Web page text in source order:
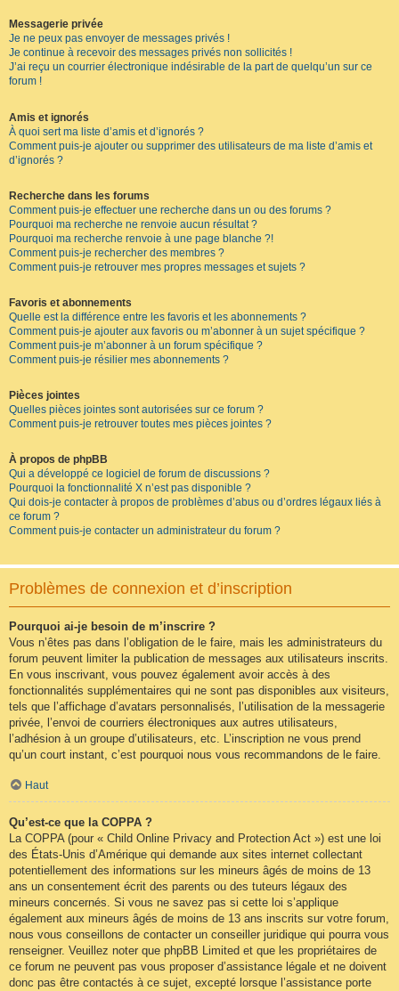
Messagerie privée
Je ne peux pas envoyer de messages privés !
Je continue à recevoir des messages privés non sollicités !
J’ai reçu un courrier électronique indésirable de la part de quelqu’un sur ce
forum !
Amis et ignorés
À quoi sert ma liste d’amis et d’ignorés ?
Comment puis-je ajouter ou supprimer des utilisateurs de ma liste d’amis et
d’ignorés ?
Recherche dans les forums
Comment puis-je effectuer une recherche dans un ou des forums ?
Pourquoi ma recherche ne renvoie aucun résultat ?
Pourquoi ma recherche renvoie à une page blanche ?!
Comment puis-je rechercher des membres ?
Comment puis-je retrouver mes propres messages et sujets ?
Favoris et abonnements
Quelle est la différence entre les favoris et les abonnements ?
Comment puis-je ajouter aux favoris ou m’abonner à un sujet spécifique ?
Comment puis-je m’abonner à un forum spécifique ?
Comment puis-je résilier mes abonnements ?
Pièces jointes
Quelles pièces jointes sont autorisées sur ce forum ?
Comment puis-je retrouver toutes mes pièces jointes ?
À propos de phpBB
Qui a développé ce logiciel de forum de discussions ?
Pourquoi la fonctionnalité X n’est pas disponible ?
Qui dois-je contacter à propos de problèmes d’abus ou d’ordres légaux liés à
ce forum ?
Comment puis-je contacter un administrateur du forum ?
Problèmes de connexion et d’inscription
Pourquoi ai-je besoin de m’inscrire ?
Vous n’êtes pas dans l’obligation de le faire, mais les administrateurs du
forum peuvent limiter la publication de messages aux utilisateurs inscrits.
En vous inscrivant, vous pouvez également avoir accès à des
fonctionnalités supplémentaires qui ne sont pas disponibles aux visiteurs,
tels que l’affichage d’avatars personnalisés, l’utilisation de la messagerie
privée, l’envoi de courriers électroniques aux autres utilisateurs,
l’adhésion à un groupe d’utilisateurs, etc. L’inscription ne vous prend
qu’un court instant, c’est pourquoi nous vous recommandons de le faire.
Haut
Qu’est-ce que la COPPA ?
La COPPA (pour « Child Online Privacy and Protection Act ») est une loi
des États-Unis d’Amérique qui demande aux sites internet collectant
potentiellement des informations sur les mineurs âgés de moins de 13
ans un consentement écrit des parents ou des tuteurs légaux des
mineurs concernés. Si vous ne savez pas si cette loi s’applique
également aux mineurs âgés de moins de 13 ans inscrits sur votre forum,
nous vous conseillons de contacter un conseiller juridique qui pourra vous
renseigner. Veuillez noter que phpBB Limited et que les propriétaires de
ce forum ne peuvent pas vous proposer d’assistance légale et ne doivent
donc pas être contactés à ce sujet, excepté lorsque l’assistance porte